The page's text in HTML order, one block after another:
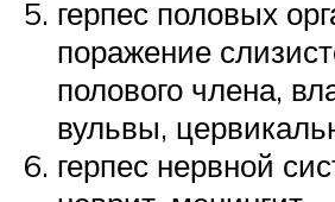
герпес половых
поражение
полового члена,
вульвы,
герпес нервной